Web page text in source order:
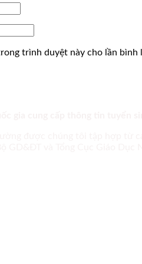
trình duyệt này cho lần bình